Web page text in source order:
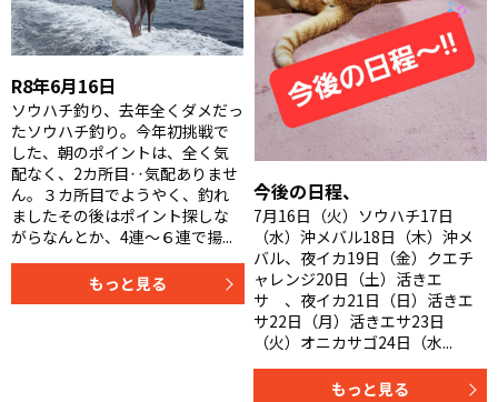
R8年6月16日
ソウハチ釣り、去年全くダメだっ
たソウハチ釣り。今年初挑戦で
した、朝のポイントは、全く気
配なく、2カ所目‥気配ありませ
ん。３カ所目でようやく、釣れ
ましたその後はポイント探しな
がらなんとか、4連〜６連で揚...
もっと見る
今後の日程、
7月16日（火）ソウハチ17日
（水）沖メバル18日（木）沖メ
バル、夜イカ19日（金）クエチ
ャレンジ20日（土）活きエ
サ 、夜イカ21日（日）活きエ
サ22日（月）活きエサ23日
（火）オニカサゴ24日（水...
もっと見る